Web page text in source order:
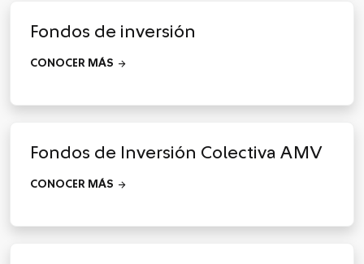
Fondos de inversión
CONOCER MÁS arrow_forward
Fondos de Inversión Colectiva AMV
CONOCER MÁS arrow_forward